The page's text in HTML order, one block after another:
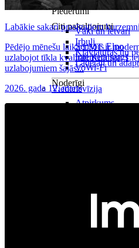
Citi pakalpojumi
Sensors Elpo
Interneta sargs
VoWi-Fi
Viedtelevīzija
Piederumi
Vāki un ietvari
Irbuļi
Klaviatūras un
Lādētāji un
Noderīgi
Atpirkums
Labākie sakari prasīgajiem
Pēdējo mēnešu laikā LMT ir
uzlabojot tīkla kvalitāti Kuldīgā,
uzlabojumiem šajās...
2026. gada 12. marts